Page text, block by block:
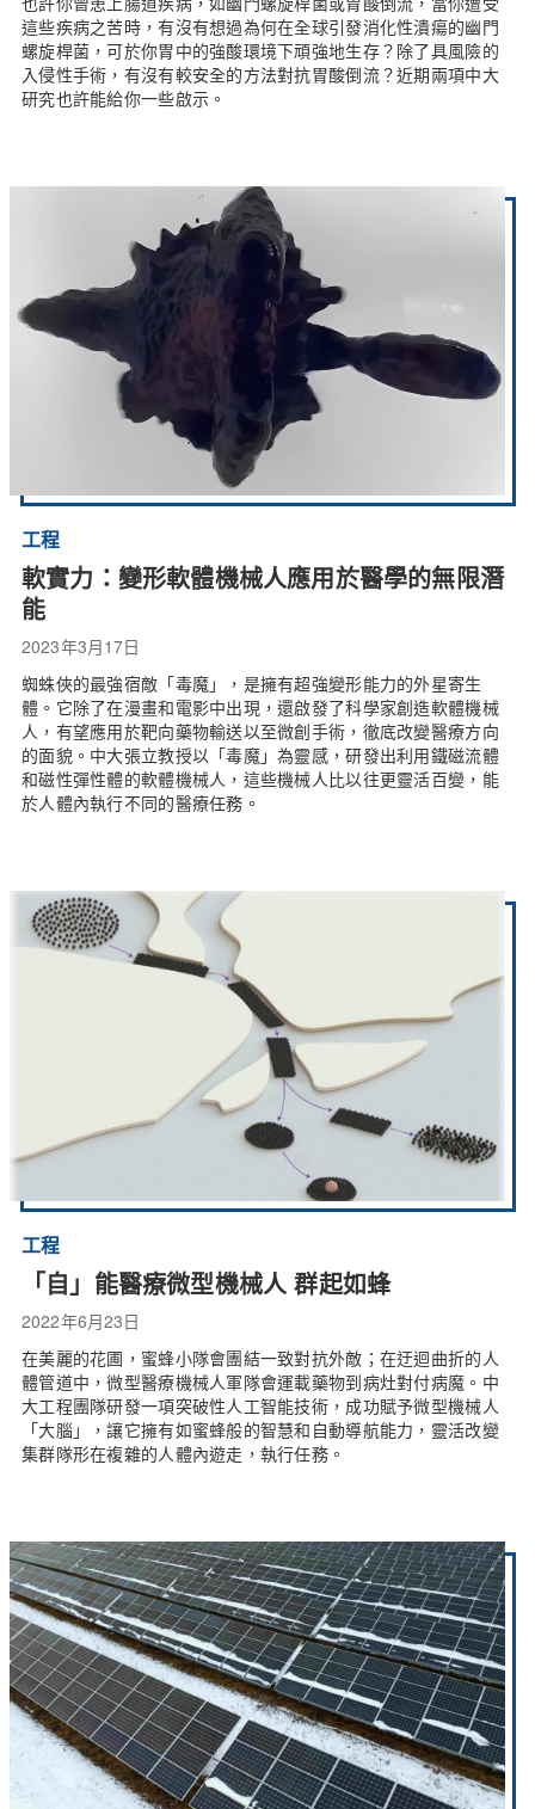
這些疾病之苦時，有沒有想過為何在全球引發消化性潰瘍的幽門
螺旋桿菌，可於你胃中的強酸環境下頑強地生存？除了具風險的
入侵性手術，有沒有較安全的方法對抗胃酸倒流？近期兩項中大
研究也許能給你一些啟示。
工程
軟實力：變形軟體機械人應用於醫學的無限潛
能
2023年3月17日
蜘蛛俠的最強宿敵「毒魔」，是擁有超強變形能力的外星寄生
體。它除了在漫畫和電影中出現，還啟發了科學家創造軟體機械
人，有望應用於靶向藥物輸送以至微創手術，徹底改變醫療方向
的面貌。中大張立教授以「毒魔」為靈感，研發出利用鐵磁流體
和磁性彈性體的軟體機械人，這些機械人比以往更靈活百變，能
於人體內執行不同的醫療任務。
工程
「自」能醫療微型機械人 群起如蜂
2022年6月23日
在美麗的花圃，蜜蜂小隊會團結一致對抗外敵；在迂迴曲折的人
體管道中，微型醫療機械人軍隊會運載藥物到病灶對付病魔。中
大工程團隊研發一項突破性人工智能技術，成功賦予微型機械人
「大腦」，讓它擁有如蜜蜂般的智慧和自動導航能力，靈活改變
集群隊形在複雜的人體內遊走，執行任務。